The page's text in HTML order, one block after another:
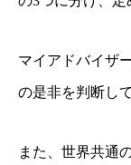
マイアドバイザ
の是非を判断し
また、世界共通